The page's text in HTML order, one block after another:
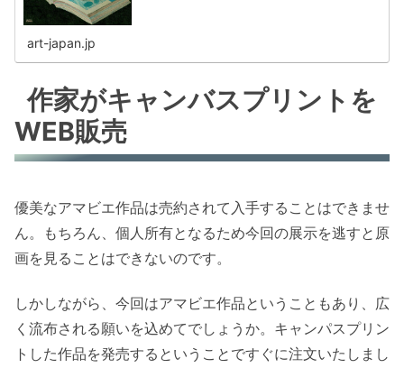
art-japan.jp
作家がキャンバスプリントを
WEB販売
優美なアマビエ作品は売約されて入手することはできませ
ん。もちろん、個人所有となるため今回の展示を逃すと原
画を見ることはできないのです。
しかしながら、今回はアマビエ作品ということもあり、広
く流布される願いを込めてでしょうか。キャンパスプリン
トした作品を発売するということですぐに注文いたしまし